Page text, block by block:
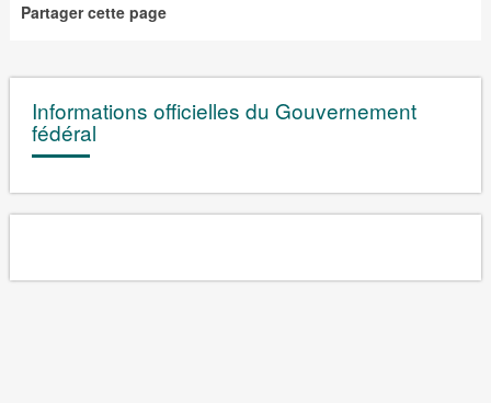
Partager cette page
Informations officielles du Gouvernement
fédéral